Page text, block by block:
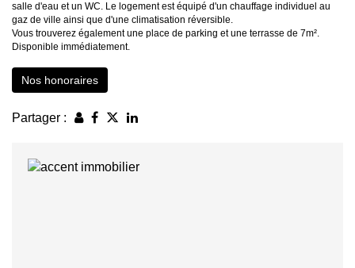
salle d'eau et un WC. Le logement est équipé d'un chauffage individuel au
gaz de ville ainsi que d'une climatisation réversible.
Vous trouverez également une place de parking et une terrasse de 7m².
Disponible immédiatement.
Nos honoraires
Partager :